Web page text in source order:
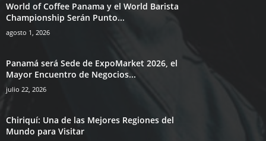
World of Coffee Panama y el World Barista
Championship Serán Punto...
agosto 1, 2026
Panamá será Sede de ExpoMarket 2026, el
Mayor Encuentro de Negocios...
julio 22, 2026
Chiriquí: Una de las Mejores Regiones del
Mundo para Visitar